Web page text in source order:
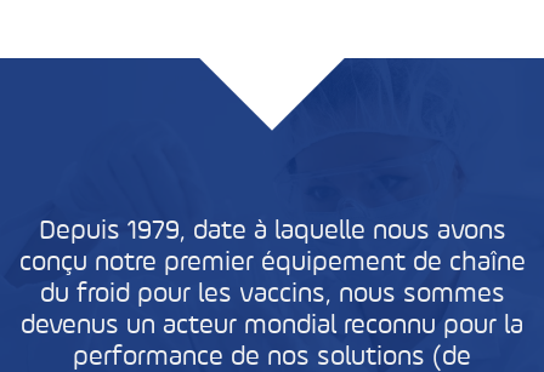
Depuis 1979, date à laquelle nous avons
conçu notre premier équipement de chaîne
du froid pour les vaccins, nous sommes
devenus un acteur mondial reconnu pour la
performance de nos solutions (de